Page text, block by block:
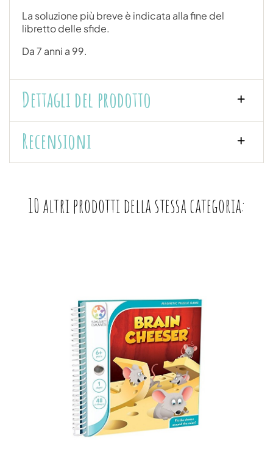
La soluzione più breve è indicata alla fine del
libretto delle sfide.
Da 7 anni a 99.
Dettagli del prodotto
Recensioni
10 altri prodotti della stessa categoria: